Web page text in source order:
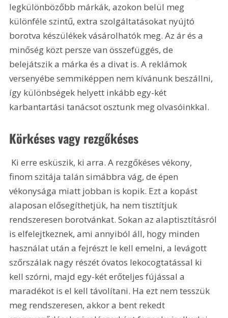
legkülönbözőbb márkák, azokon belül meg
különféle szintű, extra szolgáltatásokat nyújtó
borotva készülékek vásárolhatók meg. Az ár és a
minőség közt persze van összefüggés, de
belejátszik a márka és a divat is. A reklámok
versenyébe semmiképpen nem kívánunk beszállni,
így különbségek helyett inkább egy-két
karbantartási tanácsot osztunk meg olvasóinkkal.
Körkéses vagy rezgőkéses
finom szitája talán simábbra vág, de épen
vékonysága miatt jobban is kopik. Ezt a kopást
alaposan elősegíthetjük, ha nem tisztítjuk
rendszeresen borotvánkat. Sokan az alaptisztításról
is elfelejtkeznek, ami annyiból áll, hogy minden
használat után a fejrészt le kell emelni, a levágott
szőrszálak nagy részét óvatos lekocogtatással ki
kell szórni, majd egy-két erőteljes fújással a
maradékot is el kell távolítani. Ha ezt nem tesszük
meg rendszeresen, akkor a bent rekedt